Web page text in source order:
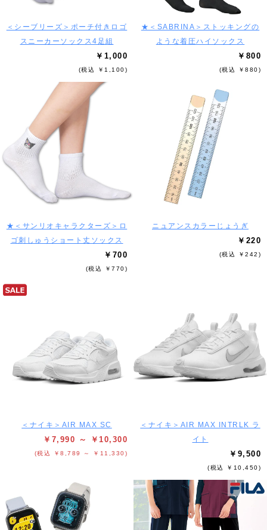
＜シーブリーズ＞ポーチ付きロゴ
スニーカーソックス4足組
￥1,000
(税込 ￥1,100)
★＜SABRINA＞ストッキングの
ような着圧ハイソックス
￥800
(税込 ￥880)
★＜サンリオキャラクターズ＞ロ
ゴ刺しゅうショート丈ソックス
￥700
(税込 ￥770)
ニュアンスカラーじょうぎ
￥220
(税込 ￥242)
＜ナイキ＞AIR MAX SC
￥7,990 ～ ￥10,300
(税込 ￥8,789 ～ ￥11,330)
＜ナイキ＞AIR MAX INTRLK ラ
イト
￥9,500
(税込 ￥10,450)